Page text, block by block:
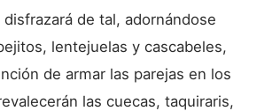
de tal, adornándose
lentejuelas y cascabeles,
de armar las parejas en los
las cuecas, taquiraris,